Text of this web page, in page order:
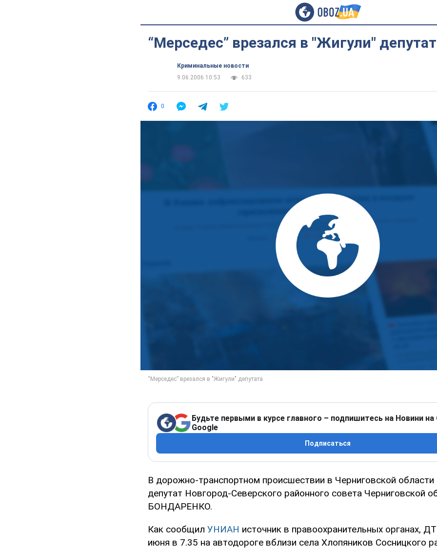
“Мерседес” врезался в "Жигули"
Криминальные новости
9.06.2006 10:53
633
0
Будьте первыми в курсе главного – подпишитесь на Новини на
Google
Подписаться
В дорожно-транспортном происшествии в Черниговской области
депутат Новгород-Северского районного совета Черниговской
БОНДАРЕНКО.
Как сообщил УНИАН источник в правоохранительных органах,
июня в 7.35 на автодороге вблизи села Хлопяников Сосницкого